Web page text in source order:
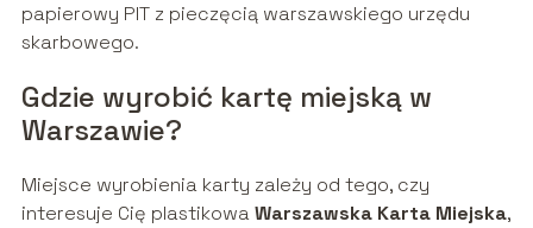
papierowy PIT z pieczęcią warszawskiego urzędu
skarbowego.
Gdzie wyrobić kartę miejską w
Warszawie?
Miejsce wyrobienia karty zależy od tego, czy
interesuje Cię plastikowaWarszawska Karta Miejska,